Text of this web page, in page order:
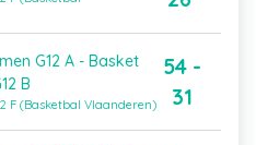
G12 A - Basket
B
F (Basketbal Vlaanderen)
54 -
31